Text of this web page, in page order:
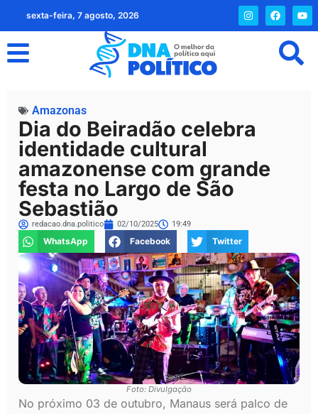
sexta-feira, 7 agosto, 2026
Amazonas
Dia do Beiradão celebra
identidade cultural
amazonense com grande
festa no Largo de São
Sebastião
redacao.dna.politico 02/10/2025 19:49
WhatsApp Facebook Twitter
Foto: Divulgação
No próximo 03 de outubro, Manaus será palco de